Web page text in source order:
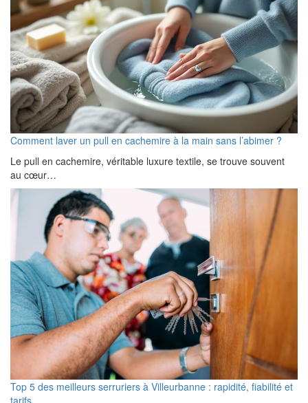
Comment laver un pull en cachemire à la main sans l’abimer ?
Le pull en cachemire, véritable luxure textile, se trouve souvent
au cœur…
Top 5 des meilleurs serruriers à Villeurbanne : rapidité, fiabilité et